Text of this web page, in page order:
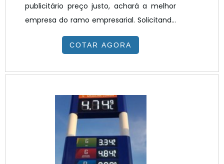
publicitário preço justo, achará a melhor
empresa do ramo empresarial. Solicitando
um orçamento na melhor empresa do
segmento e encontrando a melhor em
interesse é por totem publicitário preço
Tecnologia poderá encontrar ótima
qualidade com resolução de problemas
por meio de soluções inovadoras.TOTEM
PUBLICITÁRIO PREÇO JUSTO E ACESSÍV...
COTAR AGORA